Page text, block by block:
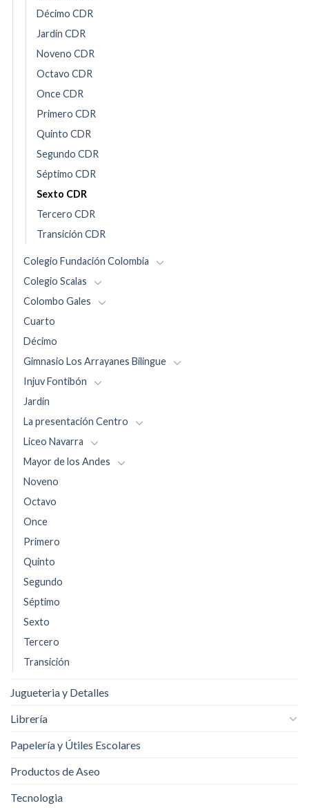
Décimo CDR
Jardín CDR
Noveno CDR
Octavo CDR
Once CDR
Primero CDR
Quinto CDR
Segundo CDR
Séptimo CDR
Sexto CDR
Tercero CDR
Transición CDR
Colegio Fundación Colombia
Colegio Scalas
Colombo Gales
Cuarto
Décimo
Gimnasio Los Arrayanes Bilingue
Injuv Fontibón
Jardín
La presentación Centro
Liceo Navarra
Mayor de los Andes
Noveno
Octavo
Once
Primero
Quinto
Segundo
Séptimo
Sexto
Tercero
Transición
Jugueteria y Detalles
Librería
Papelería y Útiles Escolares
Productos de Aseo
Tecnologia